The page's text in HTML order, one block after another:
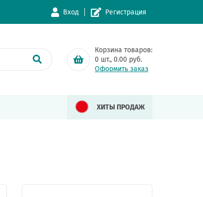
Вход Регистрация
Корзина товаров:
0 шт., 0.00 руб.
Оформить заказ
ХИТЫ ПРОДАЖ